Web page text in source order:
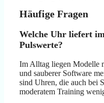
Häufige Fragen
Welche Uhr liefert
Pulswerte?
Im Alltag liegen Modelle
und sauberer Software
sind Uhren, die auch bei
moderatem Training